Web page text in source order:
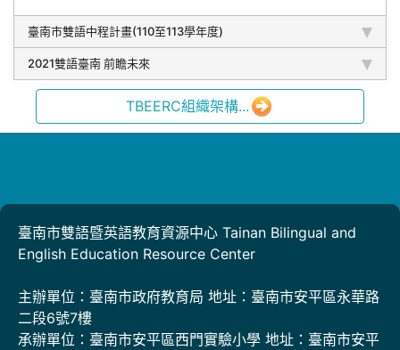
臺南市雙語中程計畫(110至113學年度)
2021雙語臺南 前瞻未來
TBEERC組織架構...
臺南市雙語暨英語教育資源中心 Tainan Bilingual and
English Education Resource Center
主辦單位：臺南市政府教育局 地址：臺南市安平區永華路
二段6號7樓
承辦單位：臺南市安平區西門實驗小學 地址：臺南市安平